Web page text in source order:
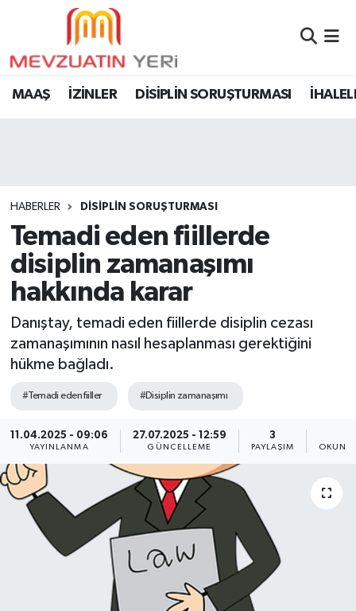
MAAŞ İZİNLER DİSİPLİN SORUŞTURMASI
HABERLER DİSİPLİN SORUŞTURMASI
Temadi eden fiillerde
disiplin zamanaşımı
hakkında karar
Danıştay, temadi eden fiillerde disiplin cezası
zamanaşımının nasıl hesaplanması gerektiğini
hükme bağladı.
#Temadi eden fiiller #Disiplin zamanaşımı
11.04.2025 - 09:06
YAYINLANMA
27.07.2025 - 12:59
GÜNCELLEME
3
PAYLAŞIM